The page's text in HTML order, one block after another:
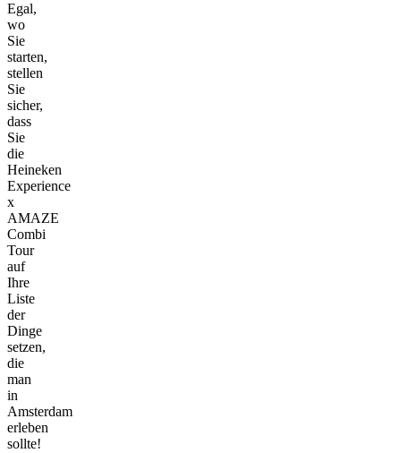
Egal,
wo
Sie
starten,
stellen
Sie
sicher,
dass
Sie
die
Heineken
Experience
x
AMAZE
Combi
Tour
auf
Ihre
Liste
der
Dinge
setzen,
die
man
in
Amsterdam
erleben
sollte!